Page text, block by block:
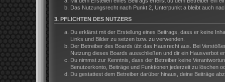
Das Nutzungsrecht nach Punkt 2, Unterpunkt a bleibt auch
3. PFLICHTEN DES NUTZERS
Du erklärst mit der Erstellung eines Beitrags, dass er keine
Links und Bilder zu setzen bzw. zu verwenden.
Der Betreiber des Boards übt das Hausrecht aus. Bei
Nutzung dieses Boards ausschließen und dir ein Hausverbot
Du nimmst zur Kenntnis, dass der Betreiber keine
Benutzerkonto, Beiträge und Funktionen jederzeit zu löschen
Du gestattest dem Betreiber darüber hinaus, deine Beiträge